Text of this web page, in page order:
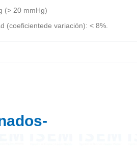
(> 20 mmHg)
(coeficientede variación): < 8%.